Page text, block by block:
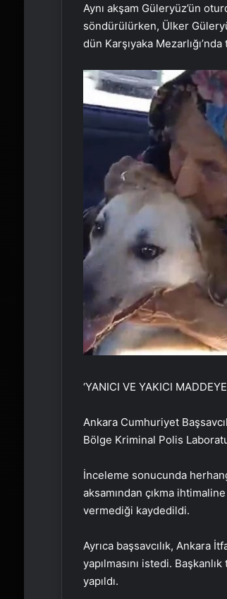
Aynı akşam Güleryüz’ün
söndürülürken, Ülker
dün Karşıyaka
‘YANICI VE YAKICI
Ankara Cumhuriyet
Bölge Kriminal Polis
İnceleme sonucunda
aksamından çıkma
vermediği kaydedildi.
Ayrıca başsavcılık, Ankara
yapılmasını istedi.
yapıldı.